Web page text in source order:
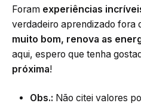
Foram experiências
verdadeiro aprendizado fora
muito bom, renova as
aqui, espero que tenha
próxima!
Obs.: Não citei valores